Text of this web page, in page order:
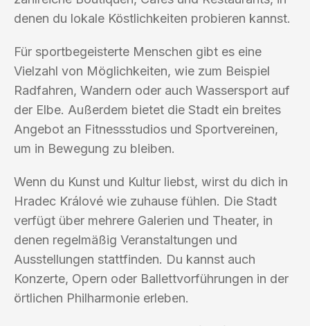
denen du lokale Köstlichkeiten probieren kannst.
Für sportbegeisterte Menschen gibt es eine
Vielzahl von Möglichkeiten, wie zum Beispiel
Radfahren, Wandern oder auch Wassersport auf
der Elbe. Außerdem bietet die Stadt ein breites
Angebot an Fitnessstudios und Sportvereinen,
um in Bewegung zu bleiben.
Wenn du Kunst und Kultur liebst, wirst du dich in
Hradec Králové wie zuhause fühlen. Die Stadt
verfügt über mehrere Galerien und Theater, in
denen regelmäßig Veranstaltungen und
Ausstellungen stattfinden. Du kannst auch
Konzerte, Opern oder Ballettvorführungen in der
örtlichen Philharmonie erleben.